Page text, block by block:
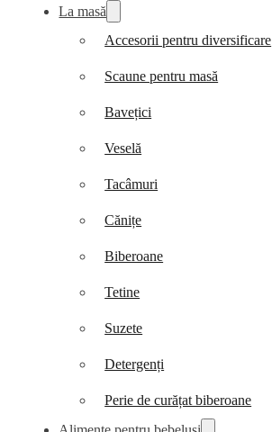
La masă
Accesorii pentru diversificare
Scaune pentru masă
Bavețici
Veselă
Tacâmuri
Cănițe
Biberoane
Tetine
Suzete
Detergenți
Perie de curățat biberoane